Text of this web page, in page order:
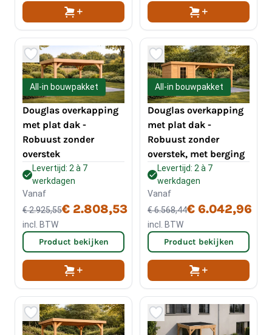
All-in bouwpakket
Douglas overkapping
met plat dak -
Robuust zonder
overstek
Levertijd: 2 à 7
werkdagen
Vanaf
€ 2.925,55€ 2.808,53
incl. BTW
Product bekijken
All-in bouwpakket
Douglas overkapping
met plat dak -
Robuust zonder
overstek, met berging
Levertijd: 2 à 7
werkdagen
Vanaf
€ 6.568,44€ 6.042,96
incl. BTW
Product bekijken